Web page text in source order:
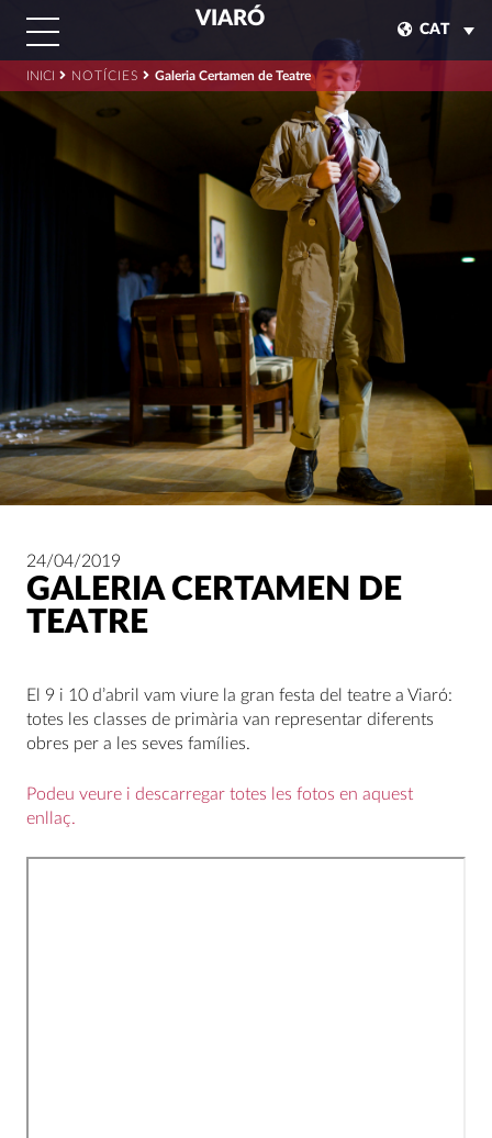
VIARÓ
CAT
INICI NOTÍCIES Galeria Certamen de Teatre
24/04/2019
GALERIA CERTAMEN DE
TEATRE
El 9 i 10 d’abril vam viure la gran festa del teatre a Viaró:
totes les classes de primària van representar diferents
obres per a les seves famílies.
Podeu veure i descarregar totes les fotos en aquest
enllaç.